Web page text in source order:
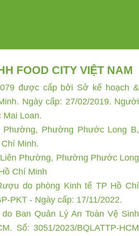
FOOD CITY VIỆT NAM
được cấp bởi Sở kế hoạch &
Ngày cấp: 27/02/2019. Người
Mai Loan.
Phường Phước Long B,
Minh.
Phường, Phường Phước Long
Chí Minh
do phòng Kinh tế TP Hồ Chí
PKT - Ngày cấp: 17/11/2022.
Ban Quản Lý An Toàn Vệ Sinh
Số: 3051/2023/BQLATTP-HCM